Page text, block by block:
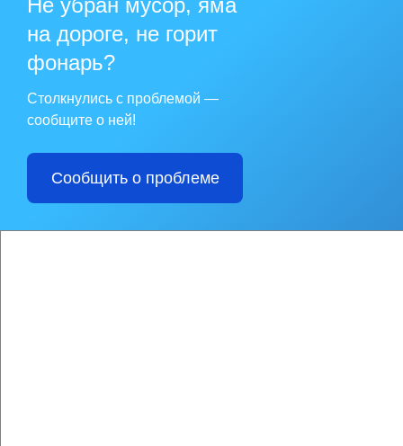
Не убран мусор, яма
на дороге, не горит
фонарь?
Столкнулись с проблемой —
сообщите о ней!
Сообщить о проблеме